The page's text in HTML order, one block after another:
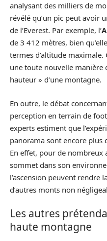
analysant des milliers de
révélé qu’un pic peut avoir
de l’Everest. Par exemple, l’
de 3 412 mètres, bien
termes d’altitude
une toute nouvelle manière
hauteur » d’une montagne.
En outre, le débat
perception en terrain de
experts estiment que
panorama sont encore plus
En effet, pour de nombreux
sommet dans son
l’ascension peuvent rendre
d’autres monts non
Les autres
haute montagne